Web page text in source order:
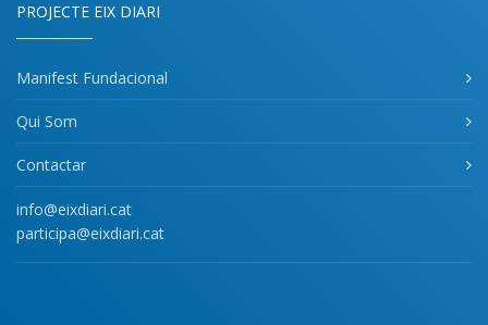
PROJECTE EIX DIARI
Manifest Fundacional
Qui Som
Contactar
info@eixdiari.cat
participa@eixdiari.cat